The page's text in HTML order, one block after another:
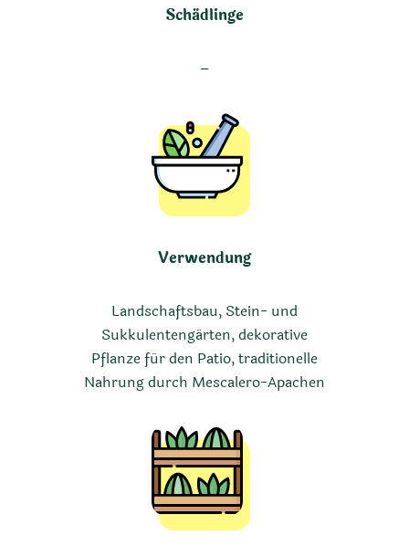
Schädlinge
–
Verwendung
Landschaftsbau, Stein- und
Sukkulentengärten, dekorative
Pflanze für den Patio, traditionelle
Nahrung durch Mescalero-Apachen